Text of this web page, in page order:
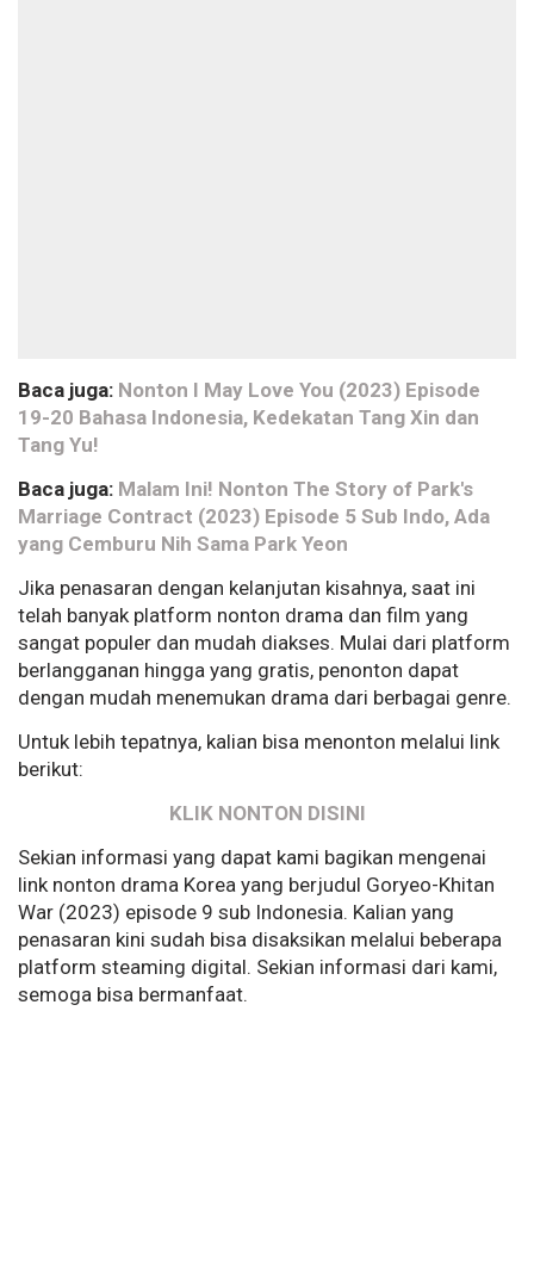
Baca juga: Nonton I May Love You (2023) Episode
19-20 Bahasa Indonesia, Kedekatan Tang Xin dan
Tang Yu!
Baca juga: Malam Ini! Nonton The Story of Park's
Marriage Contract (2023) Episode 5 Sub Indo, Ada
yang Cemburu Nih Sama Park Yeon
Jika penasaran dengan kelanjutan kisahnya, saat ini
telah banyak platform nonton drama dan film yang
sangat populer dan mudah diakses. Mulai dari platform
berlangganan hingga yang gratis, penonton dapat
dengan mudah menemukan drama dari berbagai genre.
Untuk lebih tepatnya, kalian bisa menonton melalui link
berikut:
KLIK NONTON DISINI
Sekian informasi yang dapat kami bagikan mengenai
link nonton drama Korea yang berjudul Goryeo-Khitan
War (2023) episode 9 sub Indonesia. Kalian yang
penasaran kini sudah bisa disaksikan melalui beberapa
platform steaming digital. Sekian informasi dari kami,
semoga bisa bermanfaat.